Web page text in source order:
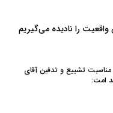
واقعیت را نادیده می‌گیریم
مناسبت تشییع و تدفین آقای
امت: